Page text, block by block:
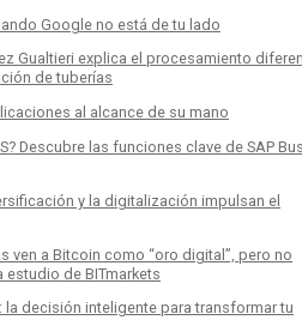
Google no está de tu lado
Gualtieri explica el procesamiento
de tuberías
al alcance de su mano
Descubre las funciones clave de SAP
y la digitalización impulsan el
ven a Bitcoin como “oro digital”, pero no
estudio de BITmarkets
decisión inteligente para transformar tu